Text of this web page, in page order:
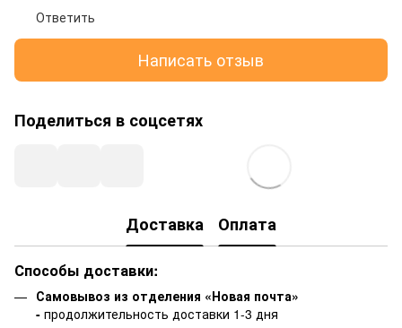
Ответить
Написать отзыв
Поделиться в соцсетях
Доставка Оплата
Способы доставки:
Самовывоз из отделения «Новая почта»
- продолжительность доставки 1-3 дня